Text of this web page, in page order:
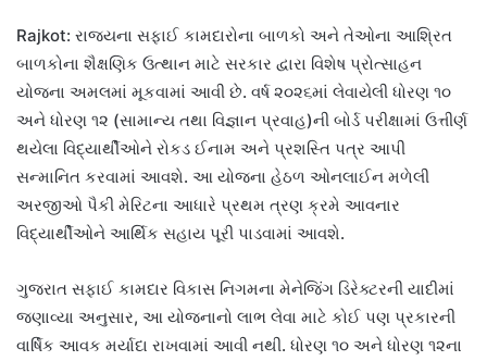
Rajkot: રાજ્યના સફાઈ કામદારોના બાળકો અને તેઓના આશ્રિત
બાળકોના શૈક્ષણિક ઉત્થાન માટે સરકાર દ્વારા વિશેષ પ્રોત્સાહન
યોજના અમલમાં મૂકવામાં આવી છે. વર્ષ ૨૦૨૬માં લેવાયેલી ધોરણ ૧૦
અને ધોરણ ૧૨ (સામાન્ય તથા વિજ્ઞાન પ્રવાહ)ની બોર્ડ પરીક્ષામાં ઉત્તીર્ણ
થયેલા વિદ્યાર્થીઓને રોકડ ઈનામ અને પ્રશસ્તિ પત્ર આપી
સન્માનિત કરવામાં આવશે. આ યોજના હેઠળ ઓનલાઈન મળેલી
અરજીઓ પૈકી મેરિટના આધારે પ્રથમ ત્રણ ક્રમે આવનાર
વિદ્યાર્થીઓને આર્થિક સહાય પૂરી પાડવામાં આવશે.
ગુજરાત સફાઈ કામદાર વિકાસ નિગમના મેનેજિંગ ડિરેક્ટરની યાદીમાં
જણાવ્યા અનુસાર, આ યોજનાનો લાભ લેવા માટે કોઈ પણ પ્રકારની
વાર્ષિક આવક મર્યાદા રાખવામાં આવી નથી. ધોરણ ૧૦ અને ધોરણ ૧૨ના